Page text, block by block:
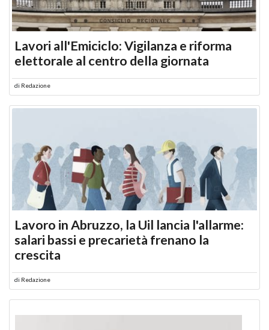
Lavori all'Emiciclo: Vigilanza e riforma
elettorale al centro della giornata
di Redazione
Lavoro in Abruzzo, la Uil lancia l'allarme:
salari bassi e precarietà frenano la
crescita
di Redazione